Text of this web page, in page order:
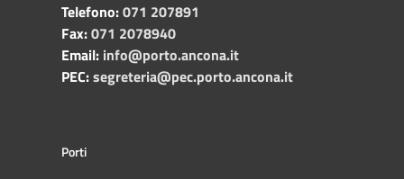
Telefono:071 207891
Fax:071 2078940
Email: info@porto.ancona.it
PEC:segreteria@pec.porto.ancona.it
Porti